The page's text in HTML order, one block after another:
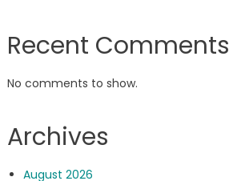
Recent Comments
No comments to show.
Archives
August 2026